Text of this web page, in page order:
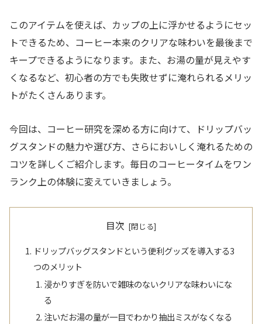
このアイテムを使えば、カップの上に浮かせるようにセッ
トできるため、コーヒー本来のクリアな味わいを最後まで
キープできるようになります。また、お湯の量が見えやす
くなるなど、初心者の方でも失敗せずに淹れられるメリッ
トがたくさんあります。
今回は、コーヒー研究を深める方に向けて、ドリップバッ
グスタンドの魅力や選び方、さらにおいしく淹れるための
コツを詳しくご紹介します。毎日のコーヒータイムをワン
ランク上の体験に変えていきましょう。
目次
ドリップバッグスタンドという便利グッズを導入する3
つのメリット
浸かりすぎを防いで雑味のないクリアな味わいにな
る
注いだお湯の量が一目でわかり抽出ミスがなくなる